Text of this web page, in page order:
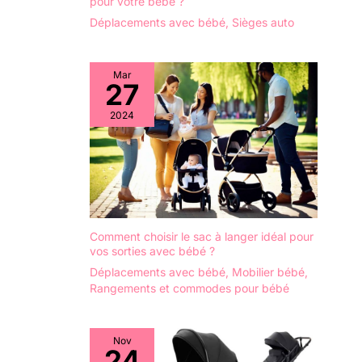
Déplacements avec bébé Sièges auto
Mar
27
2024
Comment choisir le sac à langer idéal pour
vos sorties avec bébé ?
Déplacements avec bébé Mobilier bébé
Rangements et commodes pour bébé
Nov